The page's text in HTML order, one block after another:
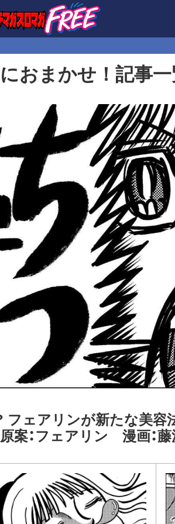
おまかせ！記事
フェアリンが新たな美容
原案：フェアリン 漫画：藤